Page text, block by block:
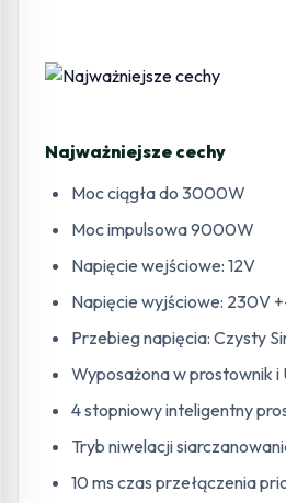
Najważniejsze cechy
Moc ciągła do 3000W
Moc impulsowa 9000W
Napięcie wejściowe: 12V
Napięcie wyjściowe: 230V
Przebieg napięcia: Czysty
Wyposażona w prostownik i
4 stopniowy inteligentny
Tryb niwelacji
10 ms czas przełączenia